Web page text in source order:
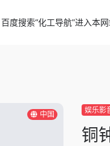
百度搜索“化工导航”进入本网
中国 娱乐影
铜